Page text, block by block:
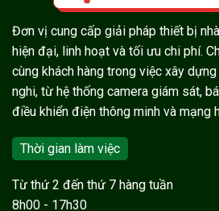
Đơn vị cung cấp giải pháp thiết bị
hiện đại, linh hoạt và tối ưu chi phí.
cùng khách hàng trong việc xây
nghi, từ hệ thống camera giám sát,
điều khiển điện thông minh và mạng
Thời gian làm việc
Từ thứ 2 đến thứ 7 hàng tuần
8h00 - 17h30